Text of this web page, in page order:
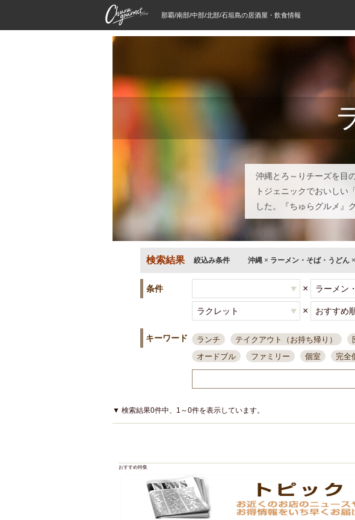
那覇/南部/中部/北部/石垣島の居酒屋・飲食情報
沖縄とろ～りチーズを目
トジェニックでおいしい
した。『ちゅらグルメ』
検索結果 絞込み条件 沖縄 × ラーメン・そば・うどん ×
条件 ×
×
キーワード ランチ テイクアウト（お持ち帰り）
オードブル
ファミリー 個室 完全
接待・会食
ちょい飲み コスパ最高
結婚式二次会
夜10時以降入店可
県産魚 焼鳥 忘
アサヒスーパードライ
県庁前駅周辺
大部屋50名以上～
オリオン 海ぶどう
▼ 検索結果0件中、1～0件を表示しています。
おすすめ特集